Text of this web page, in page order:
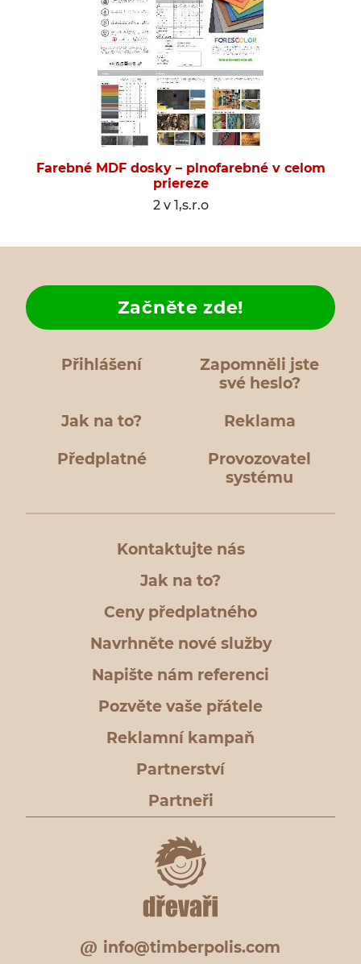
Farebné MDF dosky – plnofarebné v celom
priereze
2 v 1,s.r.o
Přihlášení
Zapomněli jste
své heslo?
Jak na to?
Začněte zde!
Reklama
Předplatné
Provozovatel
systému
Kontaktujte nás
Jak na to?
Ceny předplatného
Navrhněte nové služby
Napište nám referenci
Pozvěte vaše přátele
Reklamní kampaň
Partnerství
Partneři
info@timberpolis.com